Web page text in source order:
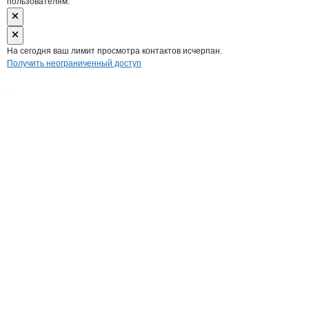
На сегодня ваш лимит просмотра контактов исчерпан.
Получить неограниченный доступ